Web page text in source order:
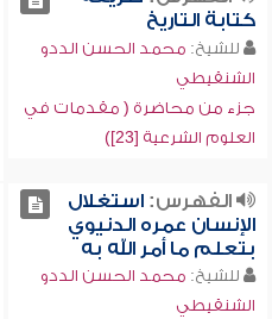
كتابة التاريخ
للشيخ: محمد الحسن الددو
الشنقيطي
جزء من محاضرة ( مقدمات في
العلوم الشرعية [23])
الفهرس:استغلال
الإنسان عمره الدنيوي
بتعلم ما أمر الله به
للشيخ: محمد الحسن الددو
الشنقيطي